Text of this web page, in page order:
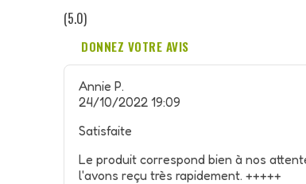
(5.0)
DONNEZ VOTRE AVIS
Annie P.
24/10/2022 19:09
Satisfaite
Le produit correspond bien à nos
l'avons reçu très rapidement. +++++